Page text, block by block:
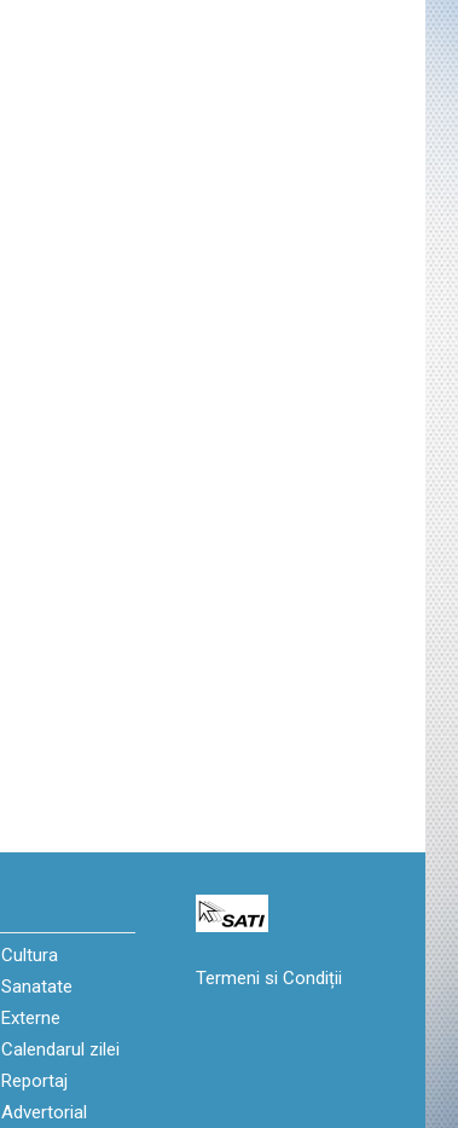
Cultura
Sanatate
Externe
Calendarul zilei
Reportaj
Advertorial
Termeni si Condiții